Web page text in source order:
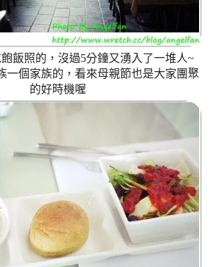
飯照的，沒過5分鐘又湧入了一堆人~
一個家族的，看來母親節也是大家團聚
的好時機喔